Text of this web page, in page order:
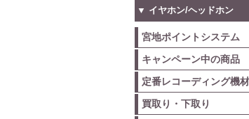
▼ イヤホン/ヘッドホン
宮地ポイントシステム
キャンペーン中の商品
定番レコーディング機材
買取り・下取り